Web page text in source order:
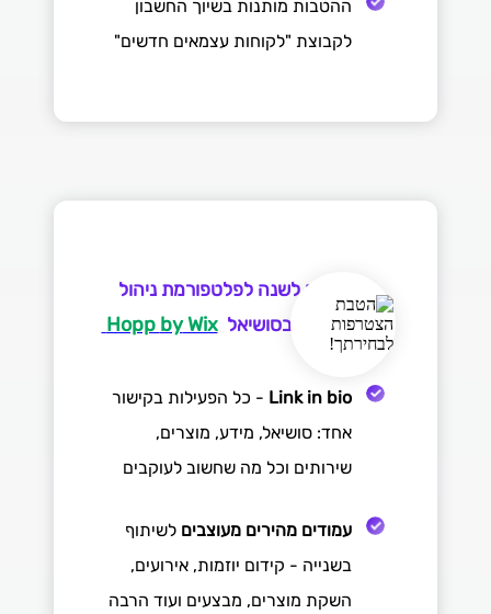
ההטבות מותנות בשיוך החשבון
לקבוצת "לקוחות עצמאים חדשים"
מנוי חינם לשנה לפלטפורמת ניהול
ושיווק העסק בסושיאל
Hopp byWix
Link in bio - כל הפעילות בקישור
אחד: סושיאל, מידע, מוצרים,
שירותים וכל מה שחשוב לעוקבים
עמודים מהירים מעוצבים לשיתוף
בשנייה - קידום יוזמות, אירועים,
השקת מוצרים, מבצעים ועוד הרבה